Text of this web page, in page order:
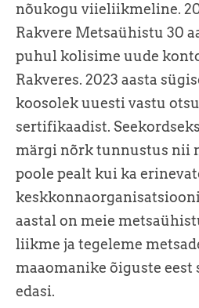
nõukogu viieliikmeline.
Rakvere Metsaühistu 30
puhul kolisime uude
Rakveres. 2023 aasta
koosolek uuesti vastu
sertifikaadist.
märgi nõrk tunnustus nii
poole pealt kui ka
aastal on meie
liikme ja tegeleme
maaomanike õiguste eest
edasi.